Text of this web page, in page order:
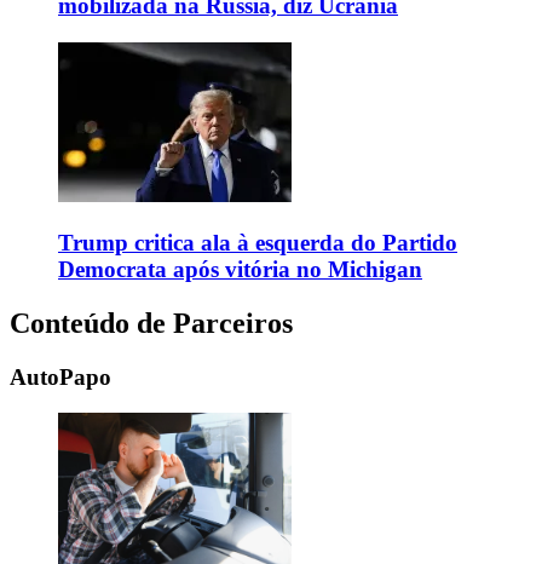
mobilizada na Rússia, diz Ucrânia
Trump critica ala à esquerda do Partido
Democrata após vitória no Michigan
Conteúdo de Parceiros
AutoPapo